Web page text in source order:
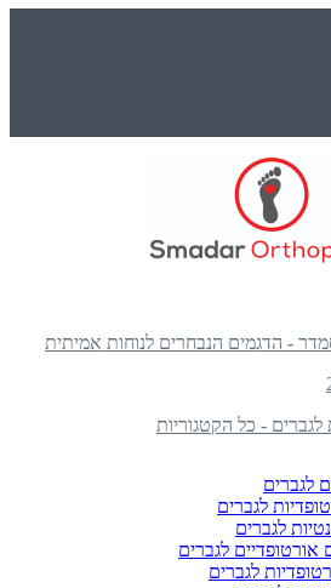
- הדגמים הנבחרים לנוחות אמיתית
לגברים - כל הקטגוריות
לגברים
לגברים
לגברים
אורטופדיים לגברים
לגברים